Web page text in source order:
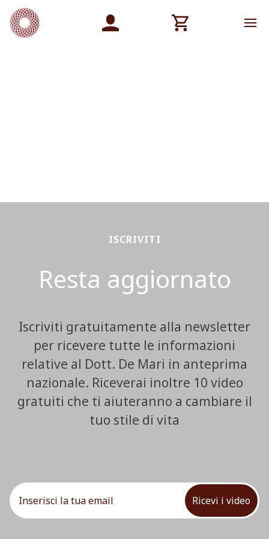
ISCRIVITI
Resta aggiornato
Iscriviti gratuitamente alla newsletter
per ricevere tutte le informazioni
relative al Dott. De Mari in anteprima
nazionale. Riceverai inoltre 10 video
gratuiti che ti aiuteranno a cambiare il
tuo stile di vita
Ricevi i video